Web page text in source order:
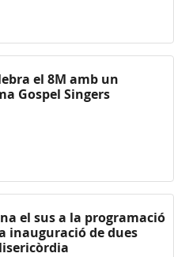
el 8M amb un
Gospel Singers
el sus a la programació
inauguració de dues